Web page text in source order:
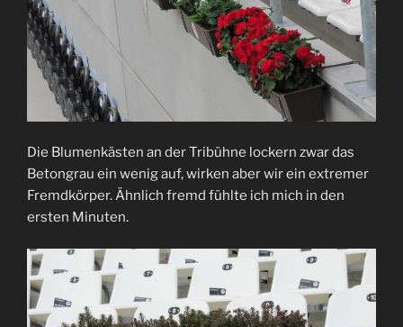
Die Blumenkästen an der Tribühne lockern zwar das
Betongrau ein wenig auf, wirken aber wir ein extremer
Fremdkörper. Ähnlich fremd fühlte ich mich in den
ersten Minuten.